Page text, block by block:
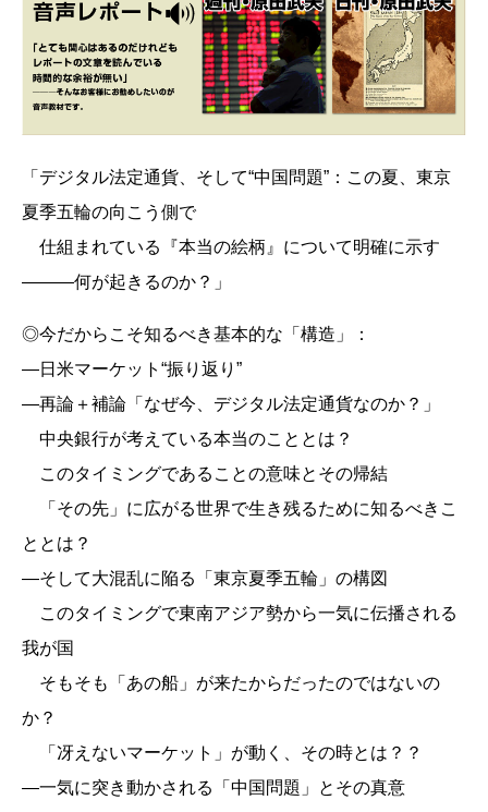
「デジタル法定通貨、そして“中国問題”：この夏、東京
夏季五輪の向こう側で
仕組まれている『本当の絵柄』について明確に示す
―――何が起きるのか？」
◎今だからこそ知るべき基本的な「構造」：
―日米マーケット“振り返り”
―再論＋補論「なぜ今、デジタル法定通貨なのか？」
中央銀行が考えている本当のこととは？
このタイミングであることの意味とその帰結
「その先」に広がる世界で生き残るために知るべきこ
ととは？
―そして大混乱に陥る「東京夏季五輪」の構図
このタイミングで東南アジア勢から一気に伝播される
我が国
そもそも「あの船」が来たからだったのではないの
か？
「冴えないマーケット」が動く、その時とは？？
―一気に突き動かされる「中国問題」とその真意